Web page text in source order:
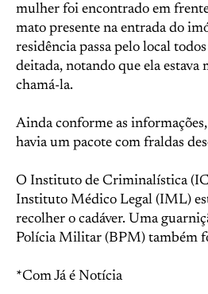
mulher foi encontrado em
mato presente na entrada do
residência passa pelo local
deitada, notando que ela
chamá-la.
Ainda conforme as
havia um pacote com fraldas
O Instituto de Criminalística
Instituto Médico Legal (IML)
recolher o cadáver. Uma
Polícia Militar (BPM) também
*Com Já é Notícia